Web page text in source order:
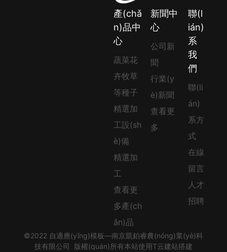
產(chǎ
n)品中
心
蔬菜花
卉牧草
等種子
精選加
工設(sh
è)備
精選加
工
查看更
多產(ch
ǎn)品
新聞中
心
公司新
聞
行業(y
è)新聞
查看更
多
聯(l
ián)
系
我
們
聯(li
án)
系方
式
在線
留言
人才
招聘
©2022 自適應(yīng)模板—南京凱鉑睿農(nóng)業(yè)科
技有限公司 版權(quán)所有本站使用T云建站搭建